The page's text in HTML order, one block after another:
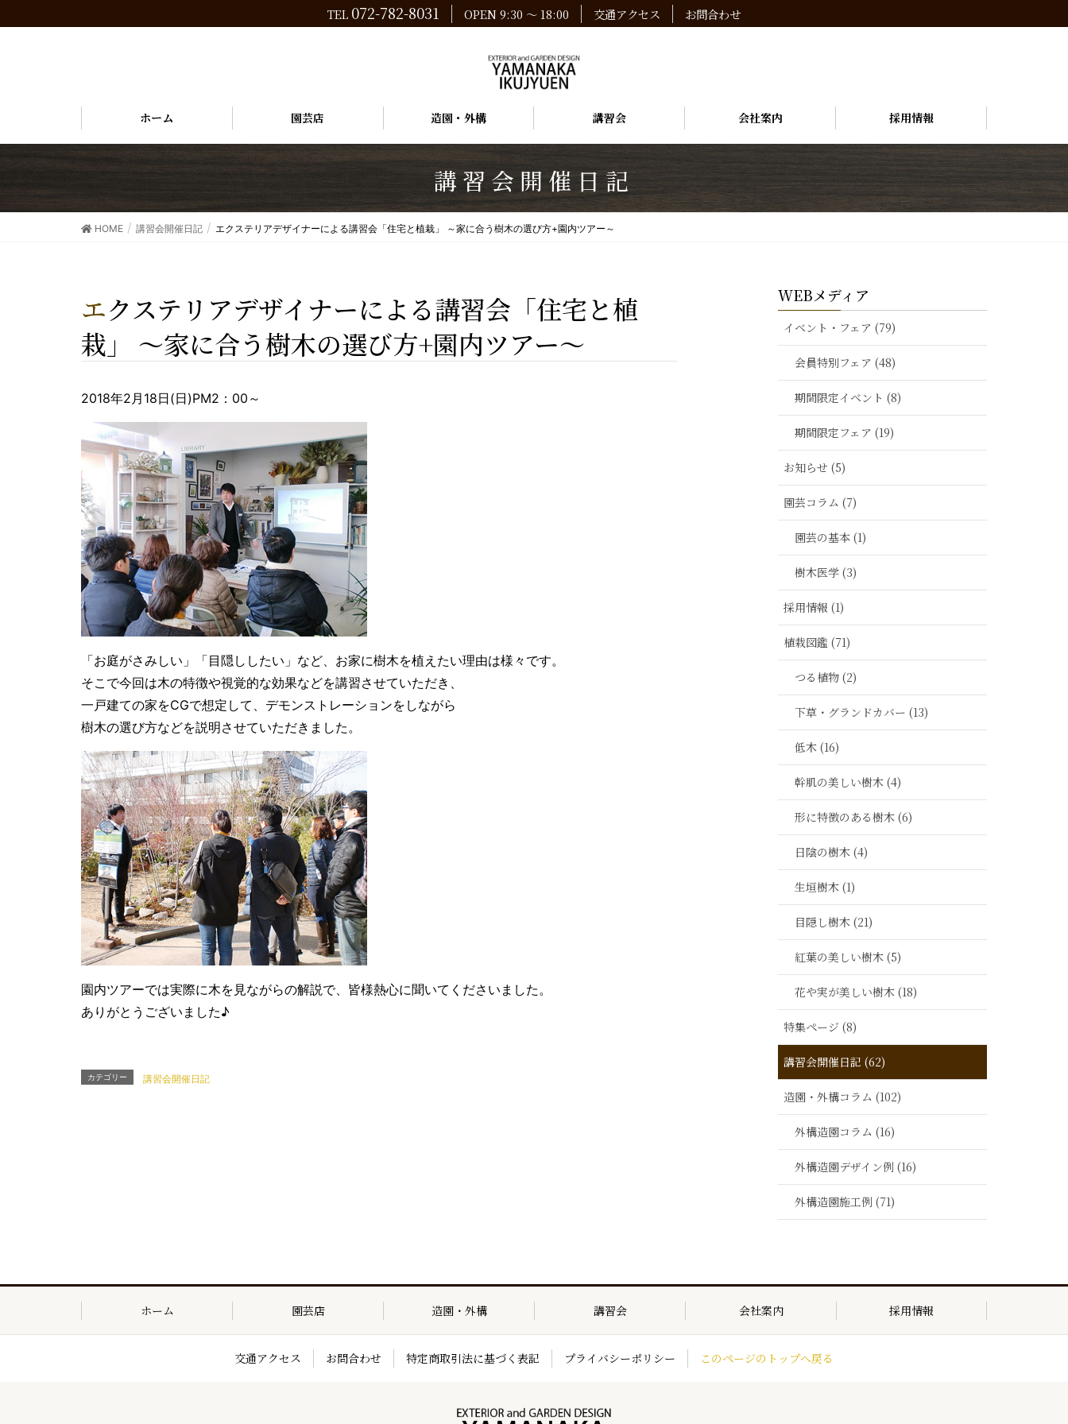
TEL 072-782-8031 OPEN 9:30 ～ 18:00 交通アクセス お問合わせ
ホーム 園芸店 造園・外構 講習会 会社案内 採用情報
講習会開催日記
HOME 講習会開催日記 エクステリアデザイナーによる講習会「住宅と植栽」 ～家に合う樹木の選び方+園内ツアー～
エクステリアデザイナーによる講習会「住宅と植
栽」 ～家に合う樹木の選び方+園内ツアー～
2018年2月18日(日)PM2：00～
「お庭がさみしい」「目隠ししたい」など、お家に樹木を植えたい理由は様々です。
そこで今回は木の特徴や視覚的な効果などを講習させていただき、
一戸建ての家をCGで想定して、デモンストレーションをしながら
樹木の選び方などを説明させていただきました。
園内ツアーでは実際に木を見ながらの解説で、皆様熱心に聞いてくださいました。
ありがとうございました♪
カテゴリー 講習会開催日記
WEBメディア
イベント・フェア (79)
会員特別フェア (48)
期間限定イベント (8)
期間限定フェア (19)
お知らせ (5)
園芸コラム (7)
園芸の基本 (1)
樹木医学 (3)
採用情報 (1)
植栽図鑑 (71)
つる植物 (2)
下草・グランドカバー (13)
低木 (16)
幹肌の美しい樹木 (4)
形に特徴のある樹木 (6)
日陰の樹木 (4)
生垣樹木 (1)
目隠し樹木 (21)
紅葉の美しい樹木 (5)
花や実が美しい樹木 (18)
特集ページ (8)
講習会開催日記 (62)
造園・外構コラム (102)
外構造園コラム (16)
外構造園デザイン例 (16)
外構造園施工例 (71)
ホーム 園芸店 造園・外構 講習会 会社案内 採用情報
交通アクセス お問合わせ 特定商取引法に基づく表記 プライバシーポリシー このページのトップへ戻る